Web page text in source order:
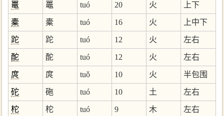
鼍 鼉 tuó 20 火 上下
橐 橐 tuó 16 火 上中下
跎 跎 tuó 12 火 左右
酡 酡 tuó 12 火 左右
庹 庹 tuǒ 10 火 半包围
砣 砤 tuó 10 土 左右
柁 柁 tuó 9 木 左右